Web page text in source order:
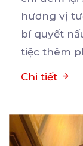
hương vị
bí quyết
tiệc thêm
Chi tiết